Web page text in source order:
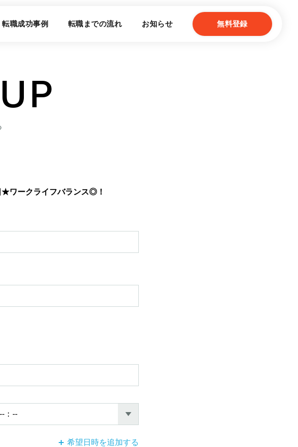
転職成功事例 転職までの流れ お知らせ 無料登録
★ワークライフバランス◎！
希望日時を追加する